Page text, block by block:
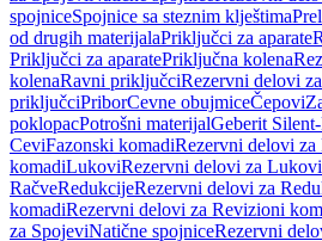
spojniceSpojnice sa steznim klještima
od drugih materijalaPriključci za aparate
Priključci za aparatePriključna kolena
kolenaRavni priključciRezervni delovi
priključciPriborCevne obujmiceČepovi
poklopacPotrošni materijalGeberit
CeviFazonski komadiRezervni delovi za
komadiLukoviRezervni delovi za Lukovi
RačveRedukcijeRezervni delovi za
komadiRezervni delovi za Revizioni
za SpojeviNatične spojniceRezervni